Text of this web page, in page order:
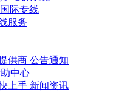
国际专线
服务
供商 公告通知
中心
上手 新闻资讯